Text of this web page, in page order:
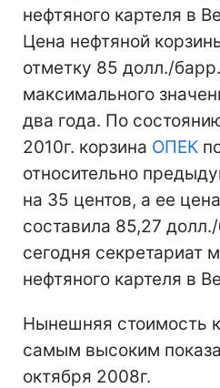
нефтяного картеля в
Цена нефтяной
отметку 85 долл./
максимального
два года. По
2010г. корзина ОПЕК
относительно
на 35 центов, а ее
составила 85,27
сегодня секретариат
нефтяного картеля в
Нынешняя стоимость
самым высоким
октября 2008г.